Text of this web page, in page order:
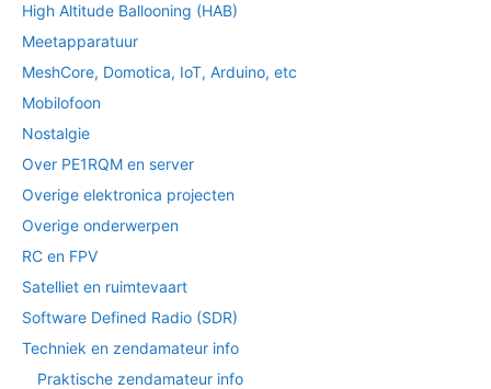
High Altitude Ballooning (HAB)
Meetapparatuur
MeshCore, Domotica, IoT, Arduino, etc
Mobilofoon
Nostalgie
Over PE1RQM en server
Overige elektronica projecten
Overige onderwerpen
RC en FPV
Satelliet en ruimtevaart
Software Defined Radio (SDR)
Techniek en zendamateur info
Praktische zendamateur info